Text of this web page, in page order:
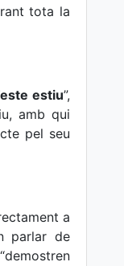
tota la
estiu”,
amb qui
pel seu
a
parlar de